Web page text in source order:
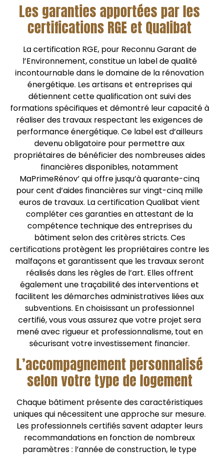
Les garanties apportées par les
certifications RGE et Qualibat
La certification RGE, pour Reconnu Garant de
l’Environnement, constitue un label de qualité
incontournable dans le domaine de la rénovation
énergétique. Les artisans et entreprises qui
détiennent cette qualification ont suivi des
formations spécifiques et démontré leur capacité à
réaliser des travaux respectant les exigences de
performance énergétique. Ce label est d’ailleurs
devenu obligatoire pour permettre aux
propriétaires de bénéficier des nombreuses aides
financières disponibles, notamment
MaPrimeRénov’ qui offre jusqu’à quarante-cinq
pour cent d’aides financières sur vingt-cinq mille
euros de travaux. La certification Qualibat vient
compléter ces garanties en attestant de la
compétence technique des entreprises du
bâtiment selon des critères stricts. Ces
certifications protègent les propriétaires contre les
malfaçons et garantissent que les travaux seront
réalisés dans les règles de l’art. Elles offrent
également une traçabilité des interventions et
facilitent les démarches administratives liées aux
subventions. En choisissant un professionnel
certifié, vous vous assurez que votre projet sera
mené avec rigueur et professionnalisme, tout en
sécurisant votre investissement financier.
L’accompagnement personnalisé
selon votre type de logement
Chaque bâtiment présente des caractéristiques
uniques qui nécessitent une approche sur mesure.
Les professionnels certifiés savent adapter leurs
recommandations en fonction de nombreux
paramètres : l’année de construction, le type